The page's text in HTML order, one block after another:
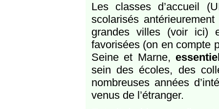
Les classes d’accueil
scolarisés
grandes villes (voir ici)
favorisées (on en compte
Seine et Marne,
sein des écoles, des
nombreuses années
venus de l’étranger.